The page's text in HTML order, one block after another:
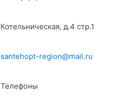
Котельническая, д.4 стр.1
santehopt-region@mail.ru
Телефоны